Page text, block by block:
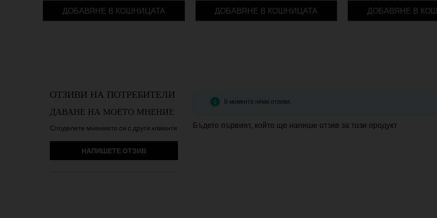
ДОБАВЯНЕ В КОШНИЦАТА AGE DEFENDER POWER SERUM
ДОБАВЯНЕ В КОШНИЦАТА AGE DEFENDER EYE REPAIR
ДОБАВЯНЕ В
ОТЗИВИ НА ПОТРЕБИТЕЛИ
ДАВАНЕ НА МОЕТО МНЕНИЕ
Споделете мнението си с други клиенти
НАПИШЕТЕ ОТЗИВ
В момента няма отзиви.
Бъдете първият, който ще напише отзив за този продукт